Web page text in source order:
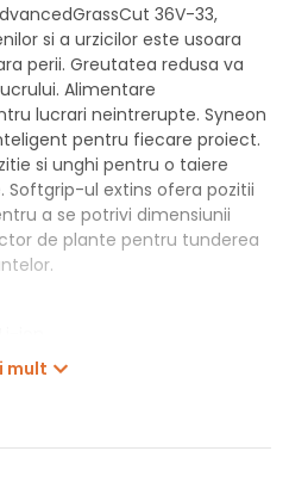
36V-33,
si a urzicilor este usoara
perii. Greutatea redusa va
Alimentare
lucrari neintrerupte. Syneon
pentru fiecare proiect.
si unghi pentru o taiere
Softgrip-ul extins ofera pozitii
a se potrivi dimensiunii
de plante pentru tunderea
2 Ah
mult